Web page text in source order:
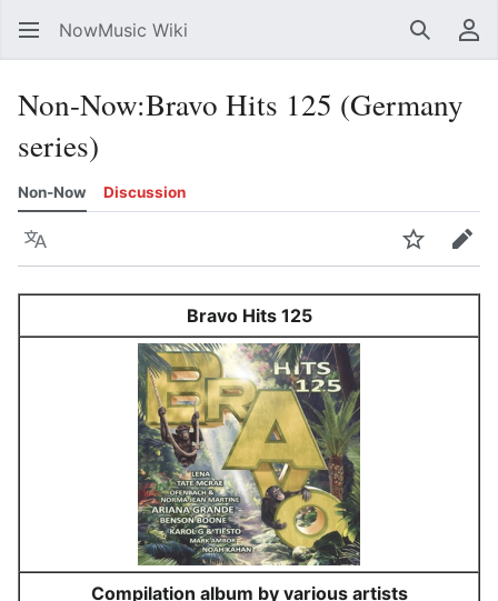
NowMusic Wiki Search
Non-Now:Bravo Hits 125 (Germany
series)
Non-Now Discussion
Language WatchEdit
Bravo Hits 125
Compilation album by various artists